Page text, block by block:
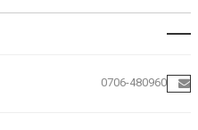
0706-480960